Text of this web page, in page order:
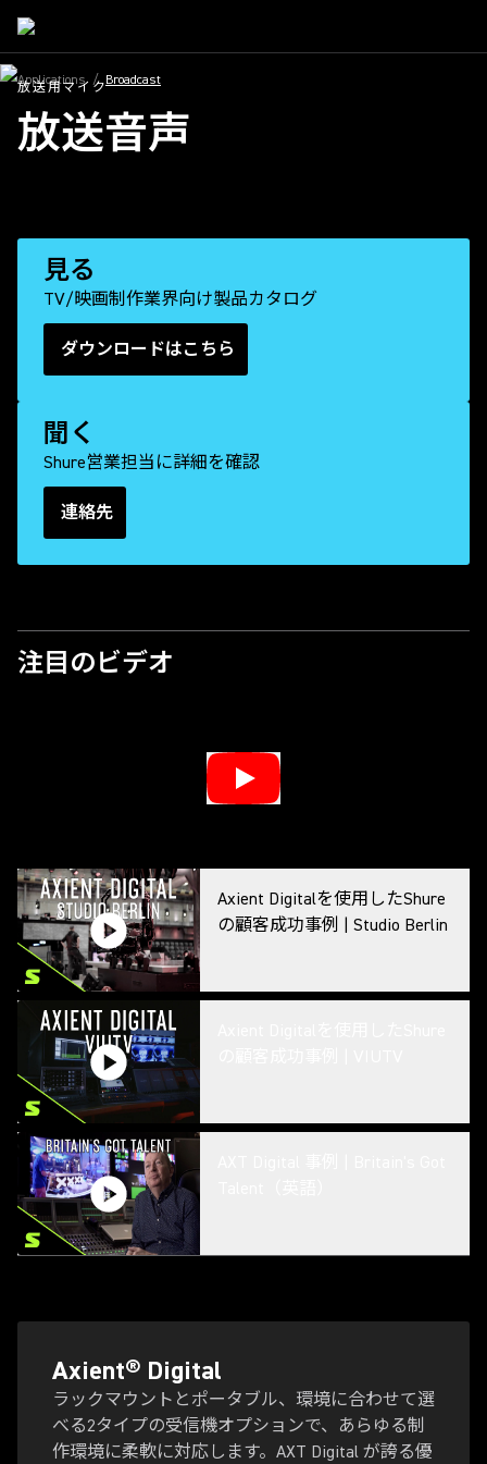
Applications / Broadcast
放送用マイク
放送音声
見る
TV/映画制作業界向け製品カタログ
ダウンロードはこちら
(Opens in a new tab)
聞く
Shure営業担当に詳細を確認
連絡先
注目のビデオ
Axient Digitalを使用したShure
の顧客成功事例 | Studio Berlin
ェイクボードと砂漠ラリーで
TwinPlex 事例 | Michael
Abbott（英語）
Axient® Digital
ラックマウントとポータブル、環境に合わせて選
べる2タイプの受信機オプションで、あらゆる制
作環境に柔軟に対応します。AXT Digital が誇る優